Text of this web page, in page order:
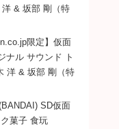
洋 & 坂部 剛（特
限定】仮面
ナル サウンド ト
洋 & 坂部 剛（特
SD仮面
菓子 食玩